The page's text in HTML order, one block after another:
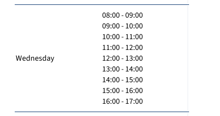
Wednesday
08:00 - 09:00
09:00 - 10:00
10:00 - 11:00
11:00 - 12:00
12:00 - 13:00
13:00 - 14:00
14:00 - 15:00
15:00 - 16:00
16:00 - 17:00